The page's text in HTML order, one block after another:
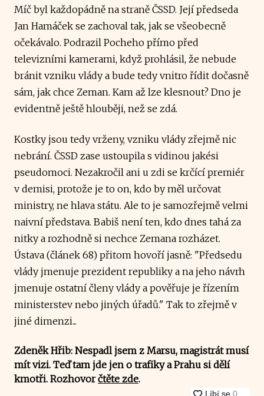
Míč byl každopádně na straně ČSSD. Její předseda
Jan Hamáček se zachoval tak, jak se všeobecně
očekávalo. Podrazil Pocheho přímo před
televizními kamerami, když prohlásil, že nebude
bránit vzniku vlády a bude tedy vnitro řídit dočasně
sám, jak chce Zeman. Kam až lze klesnout? Dno je
evidentně ještě hlouběji, než se zdá.
Kostky jsou tedy vrženy, vzniku vlády zřejmě nic
nebrání. ČSSD zase ustoupila s vidinou jakési
pseudomoci. Nezakročil ani u zdi se krčící premiér
v demisi, protože je to on, kdo by měl určovat
ministry, ne hlava státu. Ale to je samozřejmě velmi
naivní představa. Babiš není ten, kdo dnes tahá za
nitky a rozhodně si nechce Zemana rozházet.
Ústava (článek 68) přitom hovoří jasně: "Předsedu
vlády jmenuje prezident republiky a na jeho návrh
jmenuje ostatní členy vlády a pověřuje je řízením
ministerstev nebo jiných úřadů." Tak to zřejmě v
jiné dimenzi...
Zdeněk Hřib: Nespadl jsem z Marsu, magistrát musí
mít vizi. Teď tam jde jen o trafiky a Prahu si dělí
kmotři. Rozhovorčtěte zde.